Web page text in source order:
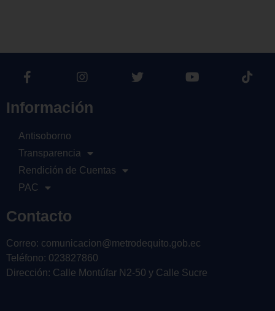
Información
Antisoborno
Transparencia
Rendición de Cuentas
PAC
Contacto
Correo: comunicacion@metrodequito.gob.ec
Teléfono: 023827860
Dirección: Calle Montúfar N2-50 y Calle Sucre